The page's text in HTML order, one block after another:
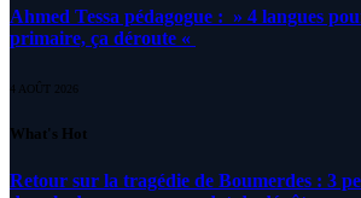
Ahmed Tessa pédagogue : » 4 langues
primaire, ça déroute «
4 AOÛT 2026
What's Hot
Retour sur la tragédie de Boumerdes : 3